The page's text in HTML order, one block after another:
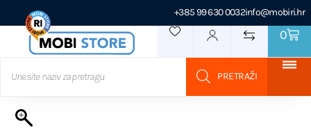
+385 99 630 0032info@mobiri.hr
0